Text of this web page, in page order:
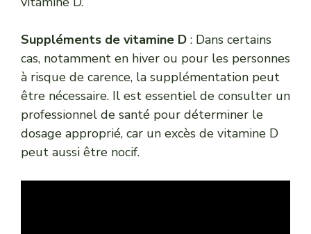
Suppléments de vitamine D : Dans certains
cas, notamment en hiver ou pour les personnes
à risque de carence, la supplémentation peut
être nécessaire. Il est essentiel de consulter un
professionnel de santé pour déterminer le
dosage approprié, car un excès de vitamine D
peut aussi être nocif.